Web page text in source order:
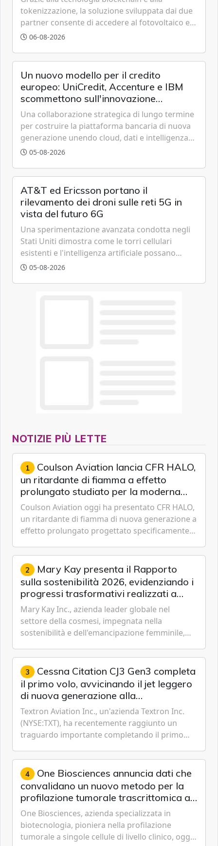
tokenizzazione, la soluzione sviluppata dai due
partner consente di accedere al fotovoltaico e
all'eolico ottenendo risparmi diretti in bolletta,
06-08-2026
Un nuovo modello per il credito
europeo: UniCredit, Accenture e IBM
scommettono sull'innovazione
tecnologica
Una collaborazione strategica di lungo termine
per costruire la piattaforma bancaria di nuova
generazione unendo cloud, dati e intelligenza
artificiale.
05-08-2026
AT&T ed Ericsson portano il
rilevamento dei droni sulle reti 5G in
vista del futuro 6G
Una sperimentazione avanzata condotta negli
Stati Uniti dimostra come le torri cellulari
esistenti e l'intelligenza artificiale possano
tracciare velivoli a bassa quota in tempo reale,
05-08-2026
NOTIZIE PIÙ LETTE
1 Coulson Aviation lancia CFR HALO,
un ritardante di fiamma a effetto
prolungato studiato per la moderna
lotta aerea contro gli incendi
Coulson Aviation oggi ha presentato CFR HALO,
un ritardante di fiamma di nuova generazione a
effetto prolungato progettato specificamente
missioni an...
2 Mary Kay presenta il Rapporto
sulla sostenibilità 2026, evidenziando i
progressi trasformativi realizzati a
livello globale nelle sfere sociale,
economica e ambientale
Mary Kay Inc., azienda leader globale nel
settore della cosmesi, impegnata nella
sostenibilità e dell'emancipazione femminile,
sostenibilità 2026, una panora...
3 Cessna Citation CJ3 Gen3 completa
il primo volo, avvicinando il jet leggero
di nuova generazione alla
certificazione
Textron Aviation Inc., un'azienda Textron Inc.
(NYSE:TXT), ha recentemente raggiunto un
traguardo importante completando il primo
Gen3, avvicinando i...
4 One Biosciences annuncia dati che
convalidano un nuovo metodo per la
profilazione tumorale trascrittomica a
singole cellule da campioni istologici
One Biosciences, azienda specializzata in
biotecnologia, pioniera nella profilazione
tumorale a singole cellule di livello clinico, oggi